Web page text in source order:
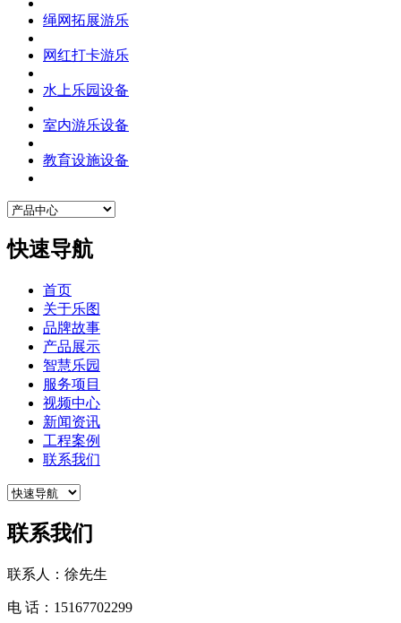
绳网拓展游乐
网红打卡游乐
水上乐园设备
室内游乐设备
教育设施设备
快速导航
首页
关于乐图
品牌故事
产品展示
智慧乐园
服务项目
视频中心
新闻资讯
工程案例
联系我们
联系我们
联系人：徐先生
电 话：15167702299